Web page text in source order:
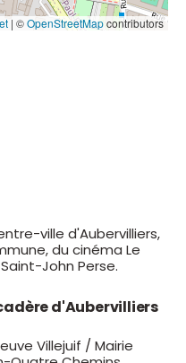
| ©OpenStreetMapcontributors
ville d'Aubervilliers,
du cinéma Le
John Perse.
d'Aubervilliers
Villejuif / Mairie